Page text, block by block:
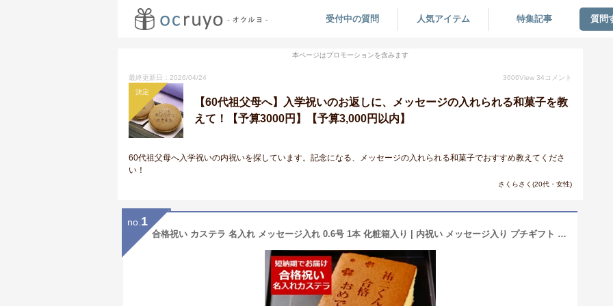
受付中の質問 人気アイテム 特集記事 質問
本ページはプロモーションを含みます
最終更新日：2026/04/24 3606View 34 コメント
決定
【60代祖父母へ】入学祝いのお返しに、メッセージの入れられる和菓子を教
えて！【予算3000円】【予算3,000円以内】
60代祖父母へ入学祝いの内祝いを探しています。記念になる、メッセージの入れられる和菓子でおすすめ教えてくださ
い！
さくらさく(20代・女性)
no. 1
合格祝い カステラ 名入れ メッセージ入れ 0.6号 1本 化粧箱入り | 内祝い メッセージ入り プチギフト 子供 お菓子 プレゼント お祝い メッセージ スイーツ ギフト グッズ 和菓子 サプライズ お返し 受験 名前入れ 受験生 名入り 名前入り 合格 メッセージカステラ